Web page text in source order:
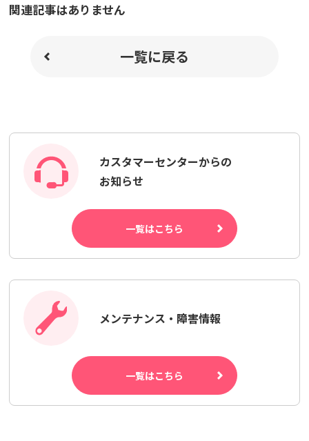
関連記事はありません
一覧に戻る
カスタマーセンターからの
お知らせ
一覧はこちら
メンテナンス・障害情報
一覧はこちら